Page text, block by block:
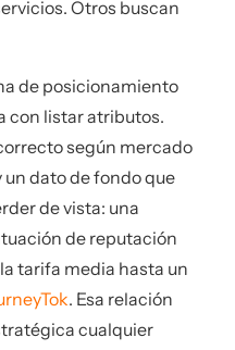
Otros buscan
de posicionamiento
con listar atributos.
según mercado
dato de fondo que
de vista: una
de reputación
tarifa media hasta un
. Esa relación
cualquier